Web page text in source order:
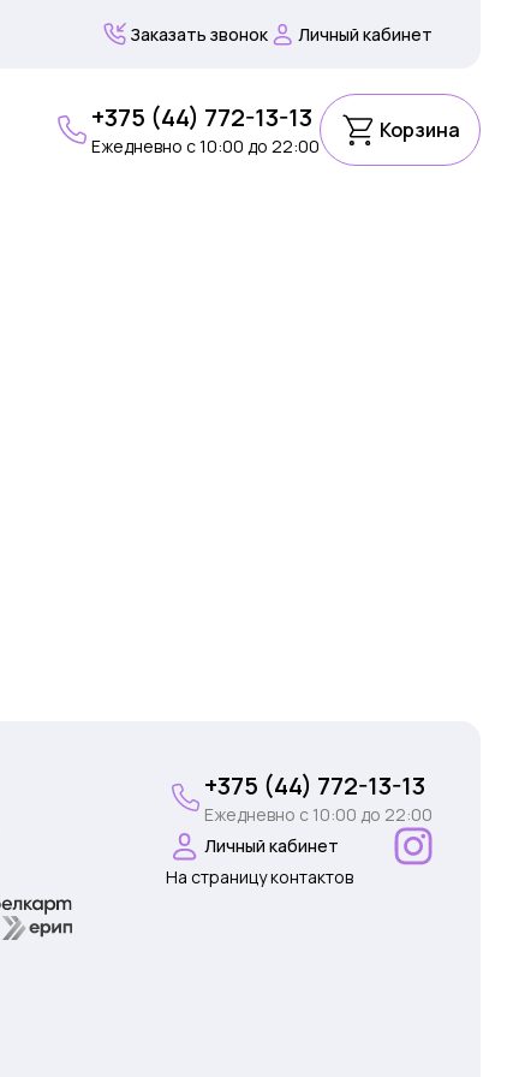
Заказать звонок Личный кабинет
+375 (44) 772-13-13
Ежедневно c 10:00 до 22:00
Корзина
+375 (44) 772-13-13
Ежедневно c 10:00 до 22:00
Личный кабинет
На страницу контактов